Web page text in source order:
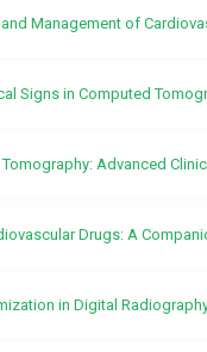
Management of
Signs in Computed
Advanced
Drugs: A
in Digital